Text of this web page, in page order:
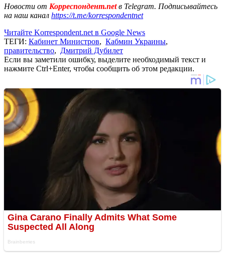
Новости от Корреспондент.netв Telegram. Подписывайтесь
на наш канал https://t.me/korrespondentnet
Читайте Korrespondent.net в Google News
ТЕГИ: Кабинет Министров, Кабмин Украины,
правительство, Дмитрий Дубилет
Если вы заметили ошибку, выделите необходимый текст и
нажмите Ctrl+Enter, чтобы сообщить об этом редакции.